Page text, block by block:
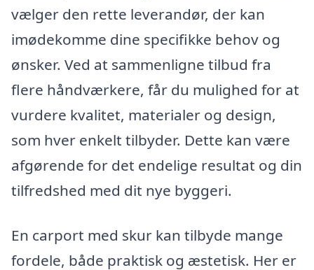
vælger den rette leverandør, der kan
imødekomme dine specifikke behov og
ønsker. Ved at sammenligne tilbud fra
flere håndværkere, får du mulighed for at
vurdere kvalitet, materialer og design,
som hver enkelt tilbyder. Dette kan være
afgørende for det endelige resultat og din
tilfredshed med dit nye byggeri.
En carport med skur kan tilbyde mange
fordele, både praktisk og æstetisk. Her er